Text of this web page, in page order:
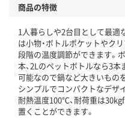
商品の特徴
1人暮らしや2台目として最適
は小物・ボトルポケットやク
段階の温度調節ができます。
本、2Lのペットボトルなら3
可能なので鍋など大きいもの
シンプルでコンパクトなデザ
耐熱温度100℃、耐荷重は
置くことができます。